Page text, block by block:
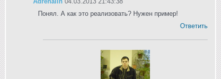
Понял. А как это реализовать? Нужен пример!
Ответить